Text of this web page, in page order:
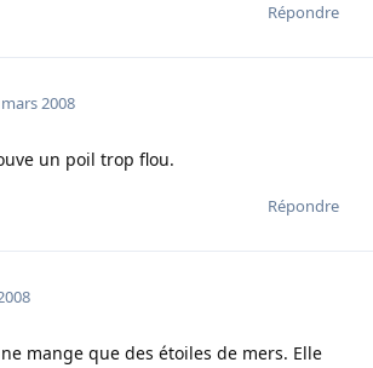
Répondre
2008
un poil trop flou.
Répondre
mange que des étoiles de mers. Elle